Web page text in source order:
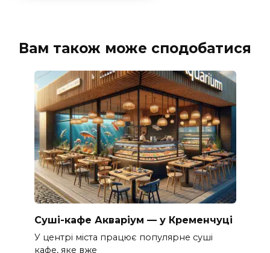
Вам також може сподобатися
Суші-кафе Акваріум — у Кременчуці
У центрі міста працює популярне суші
кафе, яке вже